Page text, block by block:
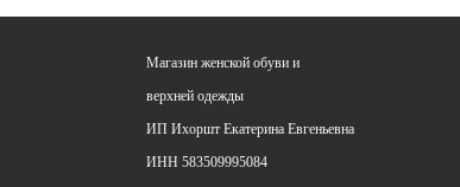
Магазин женской обуви и
верхней одежды
ИП Ихоршт Екатерина Евгеньевна
ИНН 583509995084